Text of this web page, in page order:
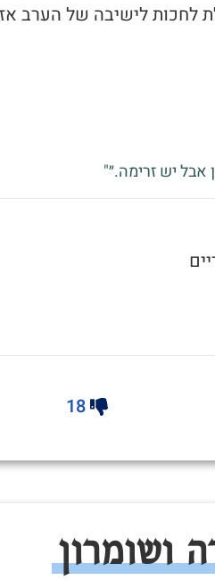
לחכות לישיבה של הערב אז
אבל יש זרימה.״"
18
ושומרון